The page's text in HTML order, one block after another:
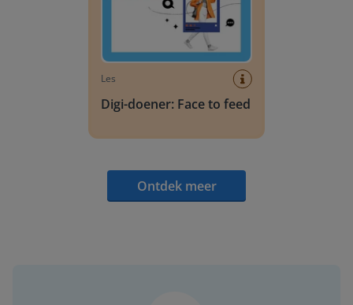
Les
Digi-doener: Face to feed
Ontdek meer